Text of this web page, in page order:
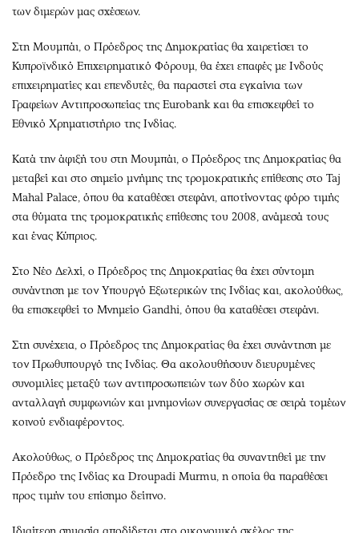
των διμερών μας σχέσεων.
Στη Μουμπάι, ο Πρόεδρος της Δημοκρατίας θα χαιρετίσει το
Κυπροϊνδικό Επιχειρηματικό Φόρουμ, θα έχει επαφές με Ινδούς
επιχειρηματίες και επενδυτές, θα παραστεί στα εγκαίνια των
Γραφείων Αντιπροσωπείας της Eurobank και θα επισκεφθεί το
Εθνικό Χρηματιστήριο της Ινδίας.
Κατά την άφιξή του στη Μουμπάι, ο Πρόεδρος της Δημοκρατίας θα
μεταβεί και στο σημείο μνήμης της τρομοκρατικής επίθεσης στο Taj
Mahal Palace, όπου θα καταθέσει στεφάνι, αποτίνοντας φόρο τιμής
στα θύματα της τρομοκρατικής επίθεσης του 2008, ανάμεσά τους
και ένας Κύπριος.
Στο Νέο Δελχί, ο Πρόεδρος της Δημοκρατίας θα έχει σύντομη
συνάντηση με τον Υπουργό Εξωτερικών της Ινδίας και, ακολούθως,
θα επισκεφθεί το Μνημείο Gandhi, όπου θα καταθέσει στεφάνι.
Στη συνέχεια, ο Πρόεδρος της Δημοκρατίας θα έχει συνάντηση με
τον Πρωθυπουργό της Ινδίας. Θα ακολουθήσουν διευρυμένες
συνομιλίες μεταξύ των αντιπροσωπειών των δύο χωρών και
ανταλλαγή συμφωνιών και μνημονίων συνεργασίας σε σειρά τομέων
κοινού ενδιαφέροντος.
Ακολούθως, ο Πρόεδρος της Δημοκρατίας θα συναντηθεί με την
Πρόεδρο της Ινδίας κα Droupadi Murmu, η οποία θα παραθέσει
προς τιμήν του επίσημο δείπνο.